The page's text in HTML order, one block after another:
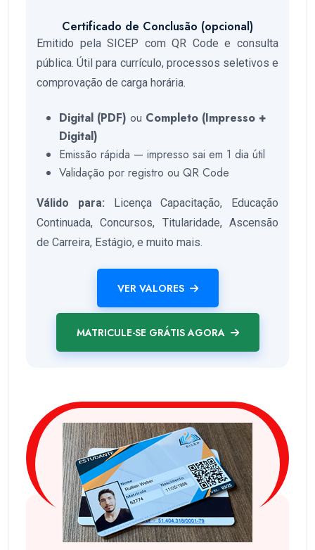
Certificado de Conclusão (opcional)
Emitido pela SICEP com QR Code e consulta
pública. Útil para currículo, processos seletivos e
comprovação de carga horária.
Digital (PDF) ou Completo (Impresso +
Digital)
Emissão rápida — impresso sai em 1 dia útil
Validação por registro ou QR Code
Válido para: Licença Capacitação, Educação
Continuada, Concursos, Titularidade, Ascensão
de Carreira, Estágio, e muito mais.
VER VALORES
MATRICULE-SE GRÁTIS AGORA